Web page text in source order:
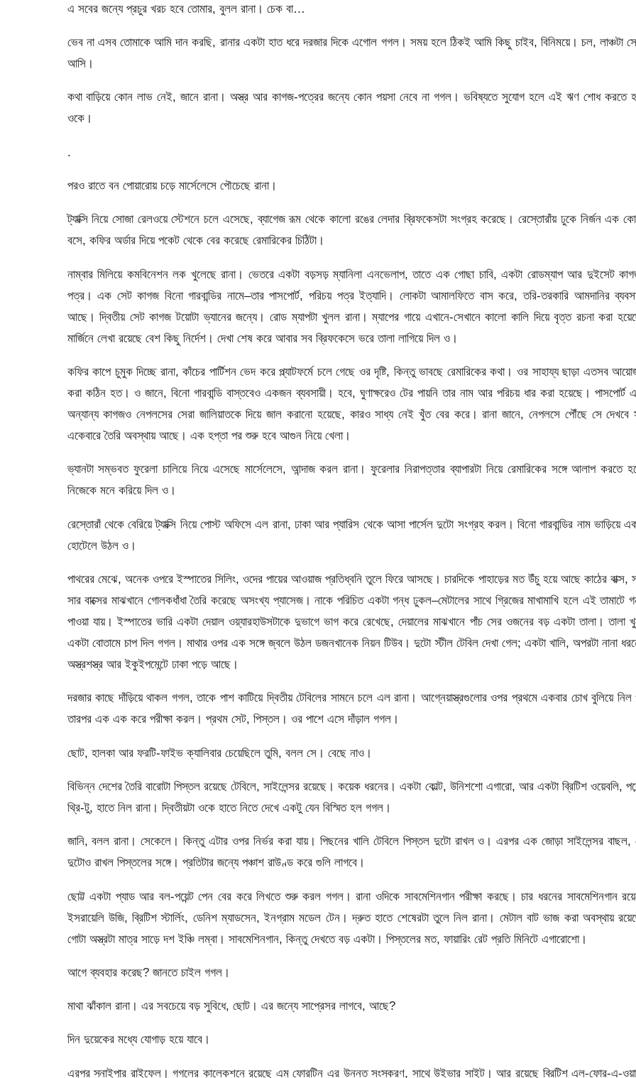
এ সবের জন্যে প্রচুর খরচ হবে তোমার, বুলল রানা। চেক বা…
ভেব না এসব তোমাকে আমি দান করছি, রানার একটা হাত ধরে দরজার দিকে এগোল গগল। সময় হলে ঠিকই আমি কিছু চাইব, বিনিময়ে। চল, লাঞ্চটা
আসি।
কথা বাড়িয়ে কোন লাভ নেই, জানে রানা। অস্ত্র আর কাগজ-পত্রের জন্যে কোন পয়সা নেবে না গগল। ভবিষ্যতে সুযোগ হলে এই ঋণ শোধ করতে
ওকে।
.
পরও রাতে বন পোয়ারোয় চড়ে মার্সেলেসে পৌচেছে রানা।
ট্যাক্সি নিয়ে সোজা রেলওয়ে স্টেশনে চলে এসেছে, ব্যাগেজ রূম থেকে কালো রঙের লেদার ব্রিফকেসটা সংগ্রহ করেছে। রেস্তোরাঁয় ঢুকে নির্জন এক
বসে, কফির অর্ডার দিয়ে পকেট থেকে বের করেছে রেমারিকের চিঠিটা।
নাম্বার মিলিয়ে কমবিনেশন লক খুলেছে রানা। ভেতরে একটা বড়সড় ম্যানিলা এনভেলাপ, তাতে এক গোছা চাবি, একটা রোডম্যাপ আর দুইসেট
পত্র। এক সেট কাগজ বিনো গারবান্ডির নামে–তার পাসপোর্ট, পরিচয় পত্র ইত্যাদি। লোকটা আমালফিতে বাস করে, তরি-তরকারি আমদানির
আছে। দ্বিতীয় সেট কাগজ টয়োটা ভ্যানের জন্যে। রোড ম্যাপটা খুলল রানা। ম্যাপের গায়ে এখানে-সেখানে কালো কালি দিয়ে বৃত্ত রচনা করা
মার্জিনে লেখা রয়েছে বেশ কিছু নির্দেশ। দেখা শেষ করে আবার সব ব্রিফকেসে ভরে তালা লাগিয়ে দিল ও।
কফির কাপে চুমুক দিচ্ছে রানা, কাঁচের পার্টিশন ভেদ করে প্ল্যাটফর্মে চলে গেছে ওর দৃষ্টি, কিন্তু ভাবছে রেমারিকের কথা। ওর সাহায্য ছাড়া এতসব
করা কঠিন হত। ও জানে, বিনো গারবান্ডি বাস্তবেও একজন ব্যবসায়ী। হবে, ঘুণাক্ষরেও টের পায়নি তার নাম আর পরিচয় ধার করা হয়েছে। পাসপোর্ট
অন্যান্য কাগজও নেপলসের সেরা জালিয়াতকে দিয়ে জাল করানো হয়েছে, কারও সাধ্য নেই খুঁত বের করে। রানা জানে, নেপলসে পৌঁছে সে দেখবে
একেবারে তৈরি অবস্থায় আছে। এক হপ্তা পর শুরু হবে আগুন নিয়ে খেলা।
ভ্যানটা সম্ভবত ফুরেলা চালিয়ে নিয়ে এসেছে মার্সেলেসে, আন্দাজ করল রানা। ফুরেলার নিরাপত্তার ব্যাপারটা নিয়ে রেমারিকের সঙ্গে আলাপ করতে
নিজেকে মনে করিয়ে দিল ও।
রেস্তোরাঁ থেকে বেরিয়ে ট্যাক্সি নিয়ে পোস্ট অফিসে এল রানা, ঢাকা আর প্যারিস থেকে আসা পার্সেল দুটো সংগ্রহ করল। বিনো গারবান্ডির নাম ভাড়িয়ে
হোটেলে উঠল ও।
পাথরের মেঝে, অনেক ওপরে ইস্পাতের সিলিং, ওদের পায়ের আওয়াজ প্রতিধ্বনি তুলে ফিরে আসছে। চারদিকে পাহাড়ের মত উঁচু হয়ে আছে কাঠের বাক্স,
সার বাক্সের মাঝখানে গোলকধাঁধা তৈরি করেছে অসংখ্য প্যাসেজ। নাকে পরিচিত একটা গন্ধ ঢুকল–মেটালের সাথে গ্রিজের মাখামাখি হলে এই তামাটে
পাওয়া যায়। ইস্পাতের ভারি একটা দেয়াল ওয়্যারহাউসটাকে দুভাগে ভাগ করে রেখেছে, দেয়ালের মাঝখানে পাঁচ সের ওজনের বড় একটা তালা। তালা
একটা বোতামে চাপ দিল গগল। মাথার ওপর এক সঙ্গে জ্বলে উঠল ডজনখানেক নিয়ন টিউব। দুটো স্টীল টেবিল দেখা গেল; একটা খালি, অপরটা নানা
অস্ত্রশস্ত্র আর ইকুইপমেন্টে ঢাকা পড়ে আছে।
দরজার কাছে দাঁড়িয়ে থাকল গগল, তাকে পাশ কাটিয়ে দ্বিতীয় টেবিলের সামনে চলে এল রানা। আগ্নেয়াস্ত্রগুলোর ওপর প্রথমে একবার চোখ বুলিয়ে
তারপর এক এক করে পরীক্ষা করল। প্রথম সেট, পিস্তল। ওর পাশে এসে দাঁড়াল গগল।
ছোট, হালকা আর ফরটি-ফাইভ ক্যালিবার চেয়েছিলে তুমি, বলল সে। বেছে নাও।
বিভিন্ন দেশের তৈরি বারোটা পিস্তল রয়েছে টেবিলে, সাইলেন্সর রয়েছে। কয়েক ধরনের। একটা কোল্ট, উনিশশো এগারো, আর একটা ব্রিটিশ ওয়েবলি,
থ্রি-টু, হাতে নিল রানা। দ্বিতীয়টা ওকে হাতে নিতে দেখে একটু যেন বিস্মিত হল গগল।
জানি, বলল রানা। সেকেলে। কিন্তু এটার ওপর নির্ভর করা যায়। পিছনের খালি টেবিলে পিস্তল দুটো রাখল ও। এরপর এক জোড়া সাইলেন্সর বাছল,
দুটোও রাখল পিস্তলের সঙ্গে। প্রতিটার জন্যে পঞ্চাশ রাউণ্ড করে গুলি লাগবে।
ছোট্ট একটা প্যাড আর বল-পয়েন্ট পেন বের করে লিখতে শুরু করল গগল। রানা ওদিকে সাবমেশিনগান পরীক্ষা করছে। চার ধরনের সাবমেশিনগান
ইসরায়েলি উজি, ব্রিটিশ স্টার্লিং, ডেনিশ ম্যাডসেন, ইনগ্রাম মডেল টেন। দ্রুত হাতে শেষেরটা তুলে নিল রানা। মেটাল বাট ভাজ করা অবস্থায়
গোটা অস্ত্রটা মাত্র সাড়ে দশ ইঞ্চি লম্বা। সাবমেশিনগান, কিন্তু দেখতে বড় একটা। পিস্তলের মত, ফায়ারিং রেট প্রতি মিনিটে এগারোশো।
আগে ব্যবহার করেছ? জানতে চাইল গগল।
মাথা ঝাঁকাল রানা। এর সবচেয়ে বড় সুবিধে, ছোট। এর জন্যে সাপ্রেসর লাগবে, আছে?
দিন দুয়েকের মধ্যে যোগাড় হয়ে যাবে।
এরপর স্নাইপার রাইফেল। গগলের কালেকশনে রয়েছে এম ফোরটিন এর উন্নত সংস্করণ, সাথে উইভার সাইট। আর রয়েছে ব্রিটিশ এল-ফোর-এ-